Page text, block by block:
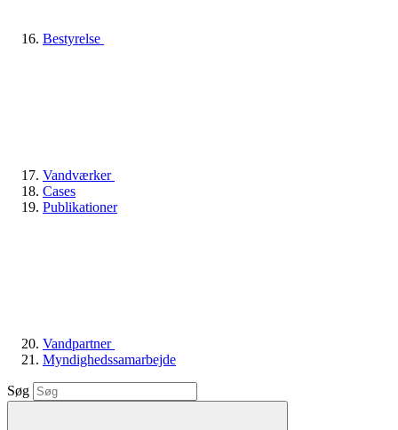
Bestyrelse
Vandværker
Cases
Publikationer
Vandpartner
Myndighedssamarbejde
Søg